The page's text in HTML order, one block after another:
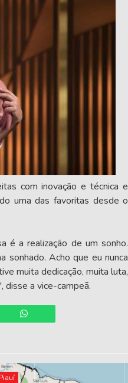
com inovação e técnica e
uma das favoritas desde o
é a realização de um sonho.
sonhado. Acho que eu nunca
muita dedicação, muita luta,
disse a vice-campeã.
Piauí